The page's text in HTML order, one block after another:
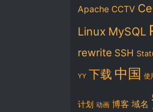
Apache CCTV
Linux MySQL
rewrite SSH
YY 下载 中国 使
计划 动画 博客 域名